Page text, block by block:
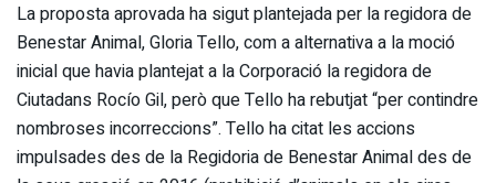
La proposta aprovada ha sigut plantejada per la regidora de
Benestar Animal, Gloria Tello, com a alternativa a la moció
inicial que havia plantejat a la Corporació la regidora de
Ciutadans Rocío Gil, però que Tello ha rebutjat “per contindre
nombroses incorreccions”. Tello ha citat les accions
impulsades des de la Regidoria de Benestar Animal des de